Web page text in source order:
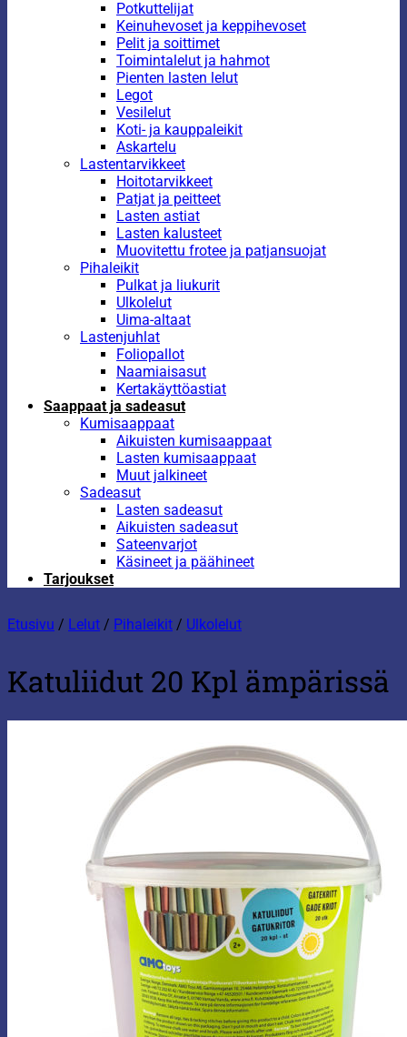
Potkuttelijat
Keinuhevoset ja keppihevoset
Pelit ja soittimet
Toimintalelut ja hahmot
Pienten lasten lelut
Legot
Vesilelut
Koti- ja kauppaleikit
Askartelu
Lastentarvikkeet
Hoitotarvikkeet
Patjat ja peitteet
Lasten astiat
Lasten kalusteet
Muovitettu frotee ja patjansuojat
Pihaleikit
Pulkat ja liukurit
Ulkolelut
Uima-altaat
Lastenjuhlat
Foliopallot
Naamiaisasut
Kertakäyttöastiat
Saappaat ja sadeasut
Kumisaappaat
Aikuisten kumisaappaat
Lasten kumisaappaat
Muut jalkineet
Sadeasut
Lasten sadeasut
Aikuisten sadeasut
Sateenvarjot
Käsineet ja päähineet
Tarjoukset
Etusivu / Lelut / Pihaleikit / Ulkolelut
Katuliidut 20 Kpl ämpärissä